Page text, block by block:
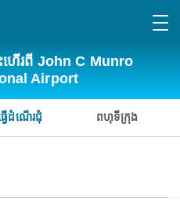
ើរពី John C Munro
Airport
វើដំណើរជុំ ពហុទីក្រុង